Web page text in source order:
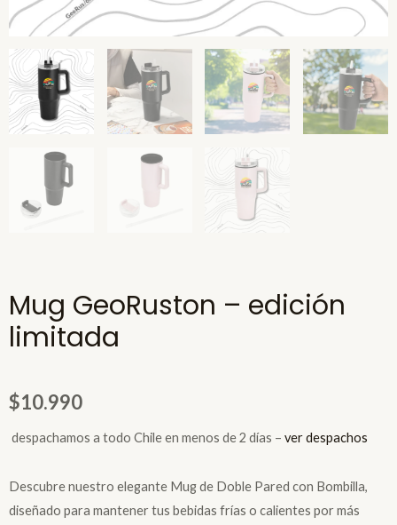
Mug GeoRuston – edición
limitada
$10.990
a todo Chile en menos de 2 días – ver despachos
Descubre nuestro elegante Mug de Doble Pared con Bombilla,
diseñado para mantener tus bebidas frías o calientes por más